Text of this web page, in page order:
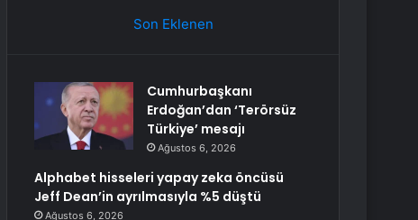
Son Eklenen
Cumhurbaşkanı
Erdoğan’dan ‘Terörsüz
Türkiye’ mesajı
Ağustos 6, 2026
Alphabet hisseleri yapay zeka öncüsü
Jeff Dean’in ayrılmasıyla %5 düştü
Ağustos 6, 2026